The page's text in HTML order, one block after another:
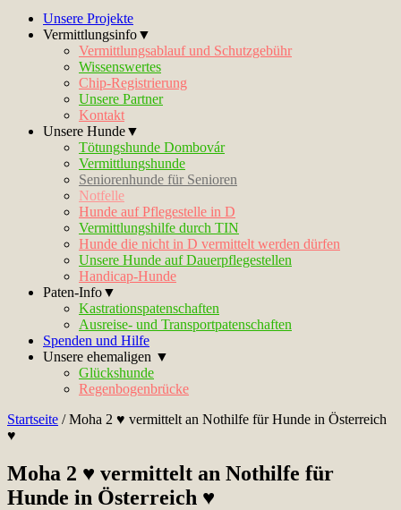
Unsere Projekte
Vermittlungsinfo▼
Vermittlungsablauf und Schutzgebühr
Wissenswertes
Chip-Registrierung
Unsere Partner
Kontakt
Unsere Hunde▼
Tötungshunde Dombovár
Vermittlungshunde
Seniorenhunde für Senioren
Notfelle
Hunde auf Pflegestelle in D
Vermittlungshilfe durch TIN
Hunde die nicht in D vermittelt werden dürfen
Unsere Hunde auf Dauerpflegestellen
Handicap-Hunde
Paten-Info▼
Kastrationspatenschaften
Ausreise- und Transportpatenschaften
Spenden und Hilfe
Unsere ehemaligen ▼
Glückshunde
Regenbogenbrücke
Startseite /Moha 2 ♥ vermittelt an Nothilfe für Hunde in Österreich
♥
Moha 2 ♥ vermittelt an Nothilfe für
Hunde in Österreich ♥